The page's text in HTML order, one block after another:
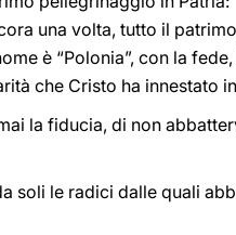
una volta, tutto il
è “Polonia”, con la fede,
che Cristo ha innestato
la fiducia, di non
soli le radici dalle quali